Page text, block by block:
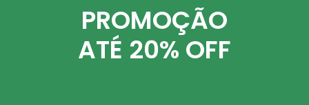
COLECÇÃO
CADEIRAS de
PROMOÇÃO
ATÉ 20% OFF